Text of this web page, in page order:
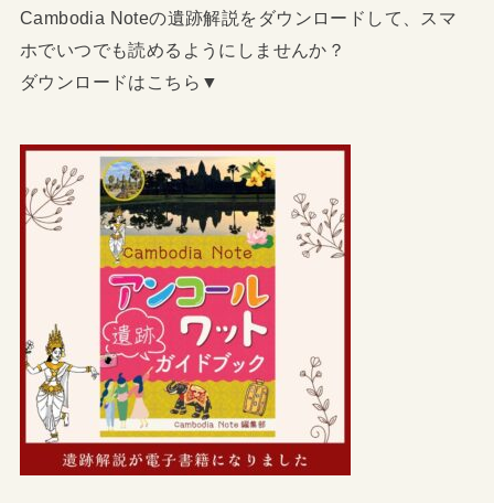
Cambodia Noteの遺跡解説をダウンロードして、スマ
ホでいつでも読めるようにしませんか？
ダウンロードはこちら▼